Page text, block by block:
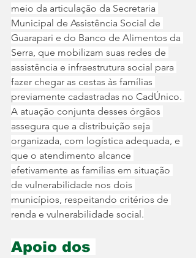
meio da articulação da Secretaria
Municipal de Assistência Social de
Guarapari e do Banco de Alimentos da
Serra, que mobilizam suas redes de
assistência e infraestrutura social para
fazer chegar as cestas às famílias
previamente cadastradas no CadÚnico.
A atuação conjunta desses órgãos
assegura que a distribuição seja
organizada, com logística adequada, e
que o atendimento alcance
efetivamente as famílias em situação
de vulnerabilidade nos dois
municípios, respeitando critérios de
renda e vulnerabilidade social.
Apoio dos